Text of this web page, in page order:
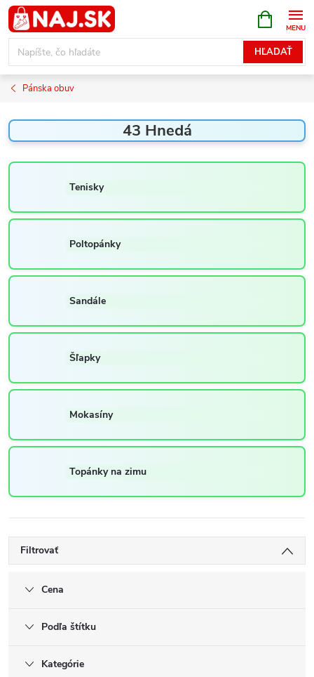
Prejsť
na
obsah
HĽADAŤ
KOŠÍK
Pánska obuv
43 Hnedá
Tenisky
Poltopánky
Sandále
Šľapky
Mokasíny
Topánky na zimu
Filtrovať
Cena
Podľa štítku
Kategórie